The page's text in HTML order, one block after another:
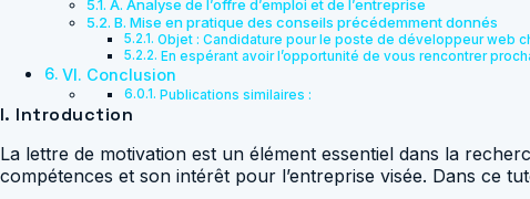
A. Analyse de l’offre d’emploi et de l’entreprise
B. Mise en pratique des conseils précédemment donnés
Objet : Candidature pour le poste de développeur web
En espérant avoir l’opportunité de vous rencontrer
VI. Conclusion
Publications similaires :
I. Introduction
La lettre de motivation est un élément essentiel dans la
compétences et son intérêt pour l’entreprise visée. Dans ce